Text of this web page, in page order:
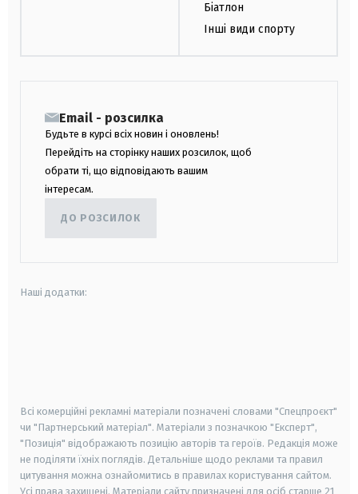
Біатлон
Інші види спорту
Email - розсилка
Будьте в курсі всіх новин і оновлень!
Перейдіть на сторінку наших розсилок, щоб
обрати ті, що відповідають вашим
інтересам.
ДО РОЗСИЛОК
Наші додатки:
Всі комерційні рекламні матеріали позначені словами "Спецпроєкт"
чи "Партнерський матеріал". Матеріали з позначкою "Експерт",
"Позиція" відображають позицію авторів та героїв. Редакція може
не поділяти їхніх поглядів. Детальніше щодо реклами та правил
цитування можна ознайомитись в правилах користування сайтом.
Усі права захищені. Матеріали сайту призначені для осіб старше 21